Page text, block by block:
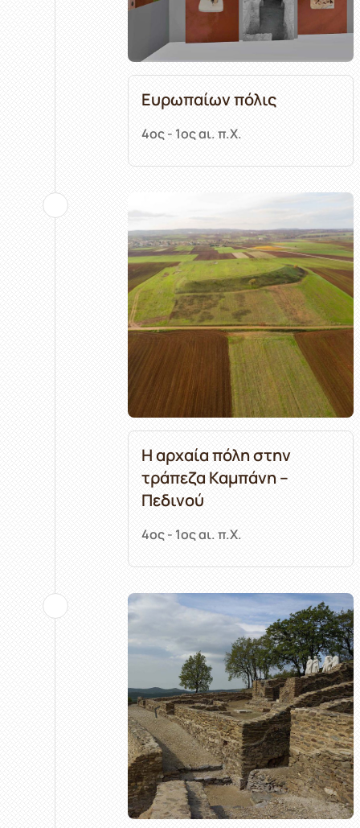
Ευρωπαίων πόλις
4ος - 1ος αι. π.Χ.
Η αρχαία πόλη στην
τράπεζα Καμπάνη –
Πεδινού
4ος - 1ος αι. π.Χ.